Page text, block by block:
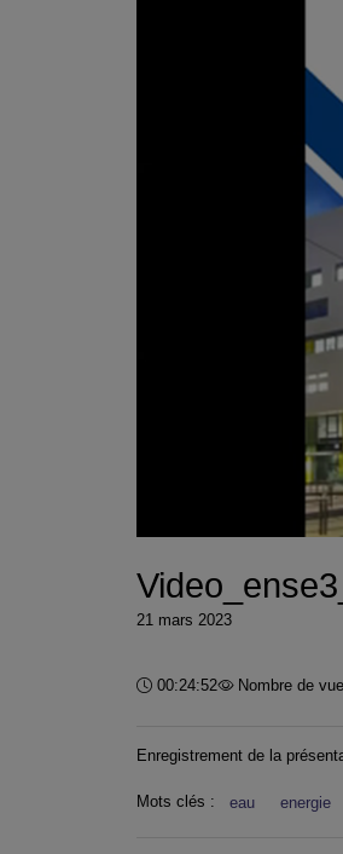
21 mars 2023
Durée :
00:24:52 Nombre de
Enregistrement de la
Mots clés : eau energie